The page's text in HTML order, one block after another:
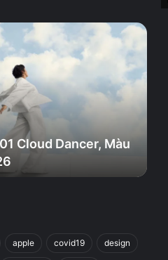
Cloud Dancer, Màu
apple covid19 design